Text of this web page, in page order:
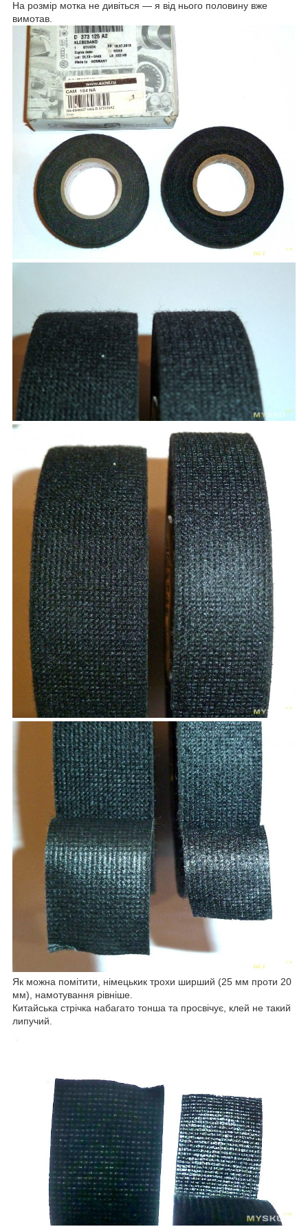
На розмір мотка не дивіться — я від нього половину вже
вимотав.
Як можна помітити, німецькик трохи ширший (25 мм проти 20
мм), намотування рівніше.
Китайська стрічка набагато тонша та просвічує, клей не такий
липучий.